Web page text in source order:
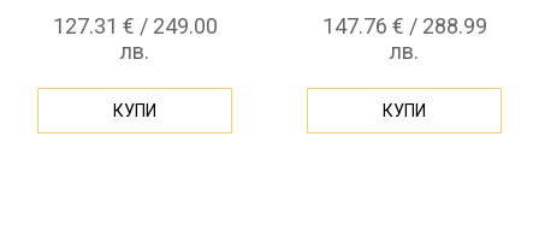
127.31 € / 249.00
лв.
КУПИ
147.76 € / 288.99
лв.
КУПИ